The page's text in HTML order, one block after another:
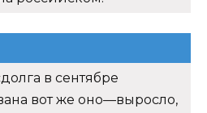
в сентябре
вот же оно—выросло,